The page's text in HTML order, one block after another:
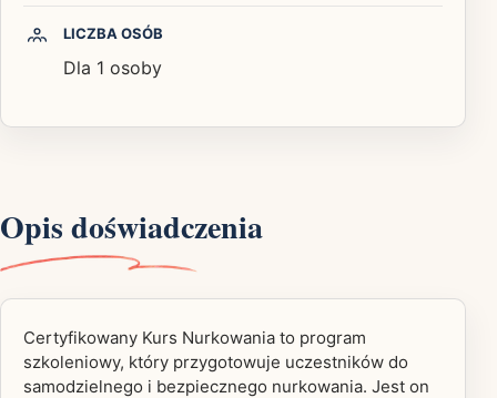
LICZBA OSÓB
Dla 1 osoby
Opis doświadczenia
Certyfikowany Kurs Nurkowania to program
szkoleniowy, który przygotowuje uczestników do
samodzielnego i bezpiecznego nurkowania. Jest on